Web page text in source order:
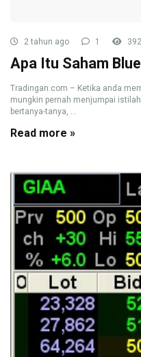
2 tahun ago 1 392
Apa Itu Saham
Tradingan.com – Ketika anda
mungkin pernah menjumpai
bertanya-tanya, ...
Read more »